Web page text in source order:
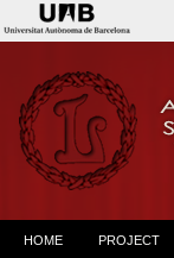
HOME PROJECT